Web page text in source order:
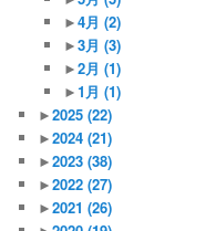
►4月 (2)
►3月 (3)
►2月 (1)
►1月 (1)
►2025(22)
►2024(21)
►2023(38)
►2022(27)
►2021(26)